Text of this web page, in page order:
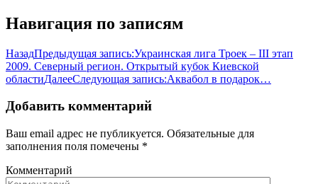
Навигация по записям
НазадПредыдущая запись:Украинская лига Троек – III этап
2009. Северный регион. Открытый кубок Киевской
областиДалееСледующая запись:Аквабол в подарок…
Добавить комментарий
Ваш email адрес не публикуется. Обязательные для
заполнения поля помечены *
Комментарий